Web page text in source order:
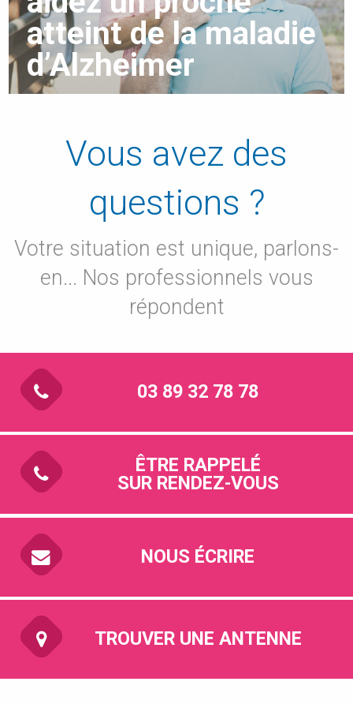
atteint de la maladie
d’Alzheimer
Vous avez des
questions ?
Votre situation est unique, parlons-
en... Nos professionnels vous
répondent
03 89 32 78 78
ÊTRE RAPPELÉ
SUR RENDEZ-VOUS
NOUS ÉCRIRE
TROUVER UNE ANTENNE